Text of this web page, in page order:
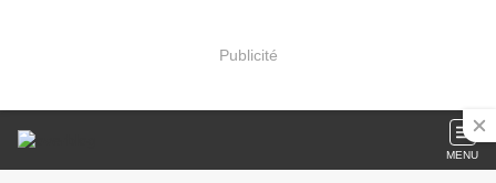
Publicité
MENU